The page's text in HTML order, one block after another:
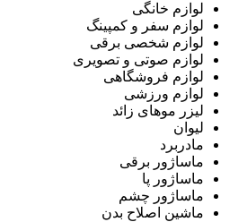
لوازم خانگی
لوازم سفر و کمپینگ
لوازم شخصی برقی
لوازم صوتی و تصویری
لوازم فروشگاهی
لوازم ورزشی
لیزر موهای زائد
لیوان
مادربرد
ماساژور برقی
ماساژور پا
ماساژور چشم
ماشین اصلاح بدن